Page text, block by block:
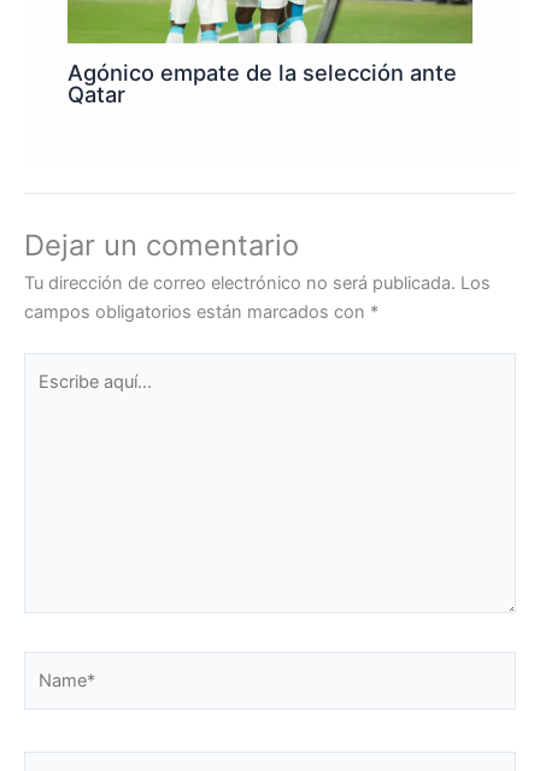
Agónico empate de la selección ante
Qatar
Dejar un comentario
Tu dirección de correo electrónico no será publicada. Los
campos obligatorios están marcados con *
aquí...